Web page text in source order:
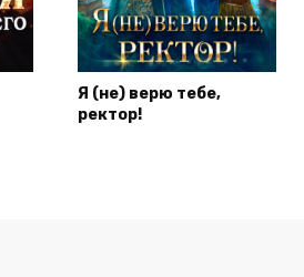
Я (не) верю тебе,
ректор!